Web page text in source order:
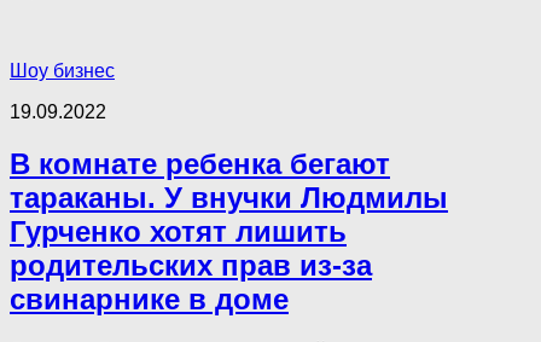
Шоу бизнес
19.09.2022
В комнате ребенка бегают
тараканы. У внучки Людмилы
Гурченко хотят лишить
родительских прав из-за
свинарнике в доме